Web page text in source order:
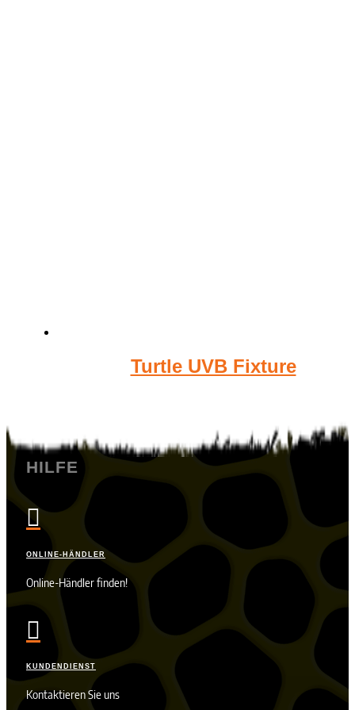
Turtle UVB Fixture
HILFE

ONLINE-HÄNDLER
Online-Händler finden!

KUNDENDIENST
Kontaktieren Sie uns